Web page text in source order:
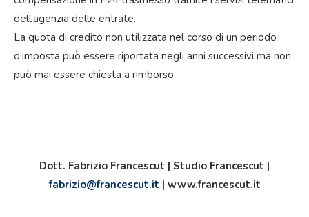
dell’agenzia delle entrate.
La quota di credito non utilizzata nel corso di un periodo
d’imposta può essere riportata negli anni successivi ma non
può mai essere chiesta a rimborso.
Dott. Fabrizio Francescut | Studio Francescut |
fabrizio@francescut.it | www.francescut.it